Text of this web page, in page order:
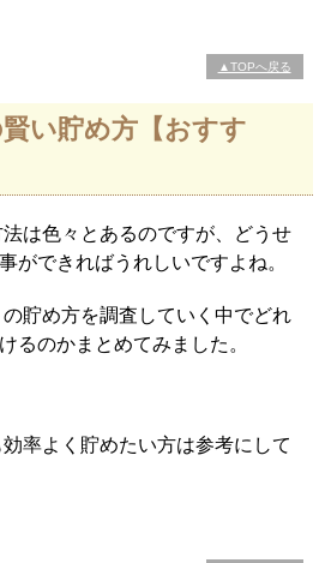
▲TOPへ戻る
い貯め方【おすす
は色々とあるのですが、どうせ
ができればうれしいですよね。
貯め方を調査していく中でどれ
るのかまとめてみました。
率よく貯めたい方は参考にして